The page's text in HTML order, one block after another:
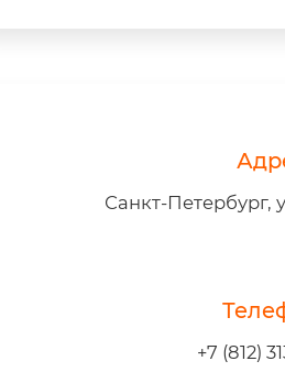
Санкт-Петербург,
+7 (812)